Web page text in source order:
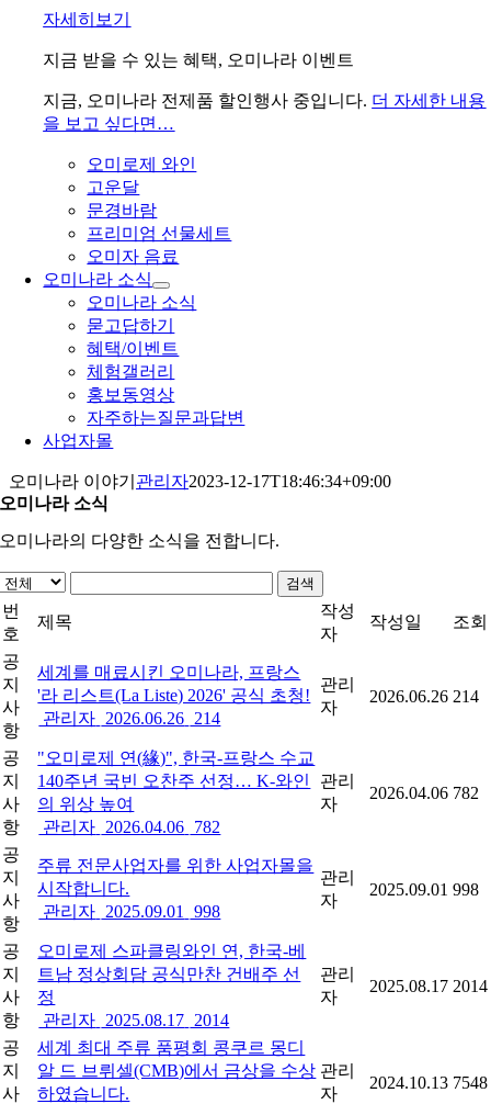
자세히보기
지금 받을 수 있는 혜택, 오미나라 이벤트
지금, 오미나라 전제품 할인행사 중입니다. 더 자세한 내용
을 보고 싶다면…
오미로제 와인
고운달
문경바람
프리미엄 선물세트
오미자 음료
오미나라 소식
오미나라 소식
묻고답하기
혜택/이벤트
체험갤러리
홍보동영상
자주하는질문과답변
사업자몰
오미나라 이야기 관리자2023-12-17T18:46:34+09:00
오미나라 소식
오미나라의 다양한 소식을 전합니다.
검색
번
호
제목
작성
자
작성일 조회
공
지
사
항
세계를 매료시킨 오미나라, 프랑스
'라 리스트(La Liste) 2026' 공식 초청!
관리자 2026.06.26 214
관리
자
2026.06.26 214
공
지
사
항
"오미로제 연(緣)", 한국-프랑스 수교
140주년 국빈 오찬주 선정… K-와인
의 위상 높여
관리자 2026.04.06 782
관리
자
2026.04.06 782
공
지
사
항
주류 전문사업자를 위한 사업자몰을
시작합니다.
관리자 2025.09.01 998
관리
자
2025.09.01 998
공
지
사
항
오미로제 스파클링와인 연, 한국-베
트남 정상회담 공식만찬 건배주 선
정
관리자 2025.08.17 2014
관리
자
2025.08.17 2014
공
지
사
세계 최대 주류 품평회 콩쿠르 몽디
알 드 브뤼셀(CMB)에서 금상을 수상
하였습니다.
관리
자
2024.10.13 7548